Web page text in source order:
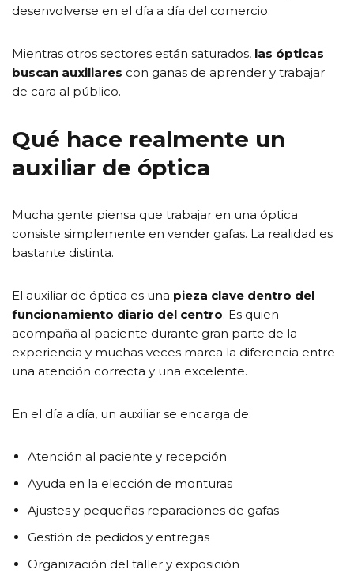
desenvolverse en el día a día del comercio.
Mientras otros sectores están saturados, las ópticas
buscan auxiliares con ganas de aprender y trabajar
de cara al público.
Qué hace realmente un
auxiliar de óptica
Mucha gente piensa que trabajar en una óptica
consiste simplemente en vender gafas. La realidad es
bastante distinta.
El auxiliar de óptica es una pieza clave dentro del
funcionamiento diario del centro. Es quien
acompaña al paciente durante gran parte de la
experiencia y muchas veces marca la diferencia entre
una atención correcta y una excelente.
En el día a día, un auxiliar se encarga de:
Atención al paciente y recepción
Ayuda en la elección de monturas
Ajustes y pequeñas reparaciones de gafas
Gestión de pedidos y entregas
Organización del taller y exposición